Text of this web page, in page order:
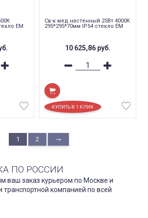
EM
Св-к мед настенный 25Вт 4000К
295*295*70мм IP54 стекло EM
10 625,86 руб.
1 2 →
ПО РОССИИ
ваш заказ курьером по Москве и
транспортной компанией по всей